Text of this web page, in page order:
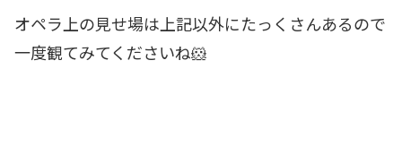
オペラ上の見せ場は上記以外にたっくさんあるので
一度観てみてくださいね🐹